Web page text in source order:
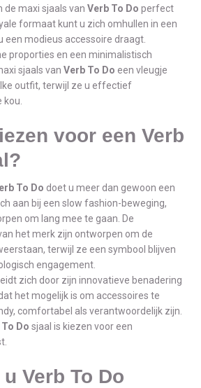
de maxi sjaals van Verb To Do perfect
formaat kunt u zich omhullen in een
een modieus accessoire draagt.
proporties en een minimalistisch
sjaals van Verb To Do een vleugje
outfit, terwijl ze u effectief
kou.
voor een Verb
To Do doet u meer dan gewoon een
aan bij een slow fashion-beweging,
om lang mee te gaan. De
het merk zijn ontworpen om de
terwijl ze een symbool blijven
engagement.
zich door zijn innovatieve benadering
het mogelijk is om accessoires te
comfortabel als verantwoordelijk zijn.
Do sjaal is kiezen voor een
Verb To Do